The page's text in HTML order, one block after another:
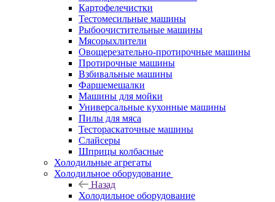
Картофелечистки
Тестомесильные машины
Рыбоочистительные машины
Мясорыхлители
Овощерезательно-протирочные машины
Протирочные машины
Взбивальные машины
Фаршемешалки
Машины для мойки
Универсальные кухонные машины
Пилы для мяса
Тестораскаточные машины
Слайсеры
Шприцы колбасные
Холодильные агрегаты
Холодильное оборудование
Назад
Холодильное оборудование